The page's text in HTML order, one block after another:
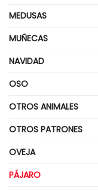
MEDUSAS
MUÑECAS
NAVIDAD
OSO
OTROS ANIMALES
OTROS PATRONES
OVEJA
PÁJARO